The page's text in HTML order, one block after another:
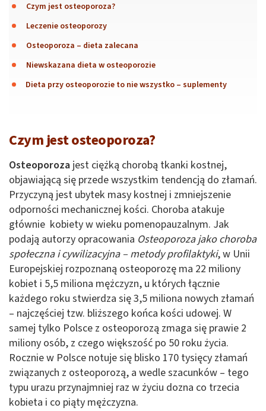
Czym jest osteoporoza?
Leczenie osteoporozy
Osteoporoza – dieta zalecana
Niewskazana dieta w osteoporozie
Dieta przy osteoporozie to nie wszystko – suplementy
Czym jest osteoporoza?
Osteoporoza jest ciężką chorobą tkanki kostnej,
objawiającą się przede wszystkim tendencją do złamań.
Przyczyną jest ubytek masy kostnej i zmniejszenie
odporności mechanicznej kości. Choroba atakuje
głównie kobiety w wieku pomenopauzalnym. Jak
podają autorzy opracowania Osteoporoza jako choroba
społeczna i cywilizacyjna – metody profilaktyki, w Unii
Europejskiej rozpoznaną osteoporozę ma 22 miliony
kobiet i 5,5 miliona mężczyzn, u których łącznie
każdego roku stwierdza się 3,5 miliona nowych złamań
– najczęściej tzw. bliższego końca kości udowej. W
samej tylko Polsce z osteoporozą zmaga się prawie 2
miliony osób, z czego większość po 50 roku życia.
Rocznie w Polsce notuje się blisko 170 tysięcy złamań
związanych z osteoporozą, a wedle szacunków – tego
typu urazu przynajmniej raz w życiu dozna co trzecia
kobieta i co piąty mężczyzna.